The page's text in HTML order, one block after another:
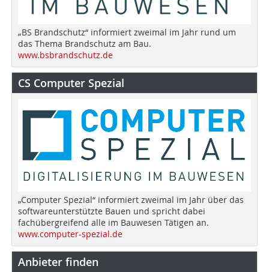
„BS Brandschutz“ informiert zweimal im Jahr rund um
das Thema Brandschutz am Bau.
www.bsbrandschutz.de
CS Computer Spezial
„Computer Spezial“ informiert zweimal im Jahr über das
softwareunterstützte Bauen und spricht dabei
fachübergreifend alle im Bauwesen Tätigen an.
www.computer-spezial.de
Anbieter finden